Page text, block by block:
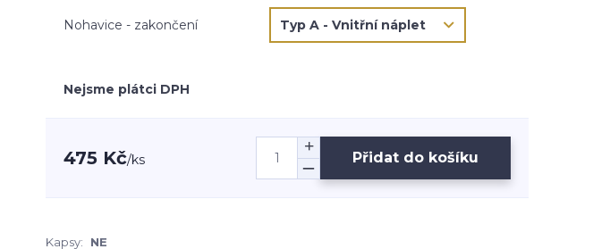
Nohavice - zakončení
Nejsme plátci DPH
475 Kč/ks Přidat do košíku
Kapsy: NE